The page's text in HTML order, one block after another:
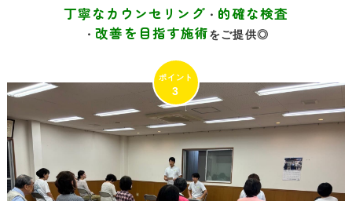
丁寧なカウンセリング ・ 的確な検査
・改善を目指す施術をご提供◎
3